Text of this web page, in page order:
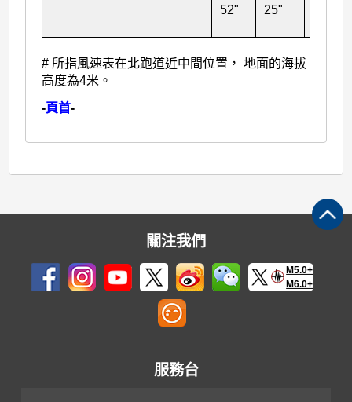
52"
25"
# 所指風速表在北跑道近中間位置， 地面的海拔
高度為4米。
-頁首-
關注我們
M5.0+
M6.0+
服務台